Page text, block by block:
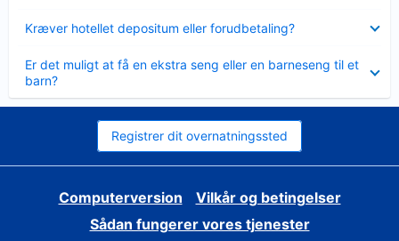
Kræver hotellet depositum eller forudbetaling?
Er det muligt at få en ekstra seng eller en barneseng til et
barn?
Registrer dit overnatningssted
Computerversion
Vilkår og betingelser
Sådan fungerer vores tjenester